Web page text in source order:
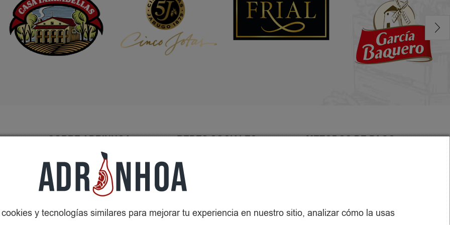
SOBRE ADRINHOA
Conócenos
Contactar
REDES SOCIALES METODOS DE PAGO
y tecnologías similares para mejorar tu experiencia en nuestro sitio, analizar cómo la usas